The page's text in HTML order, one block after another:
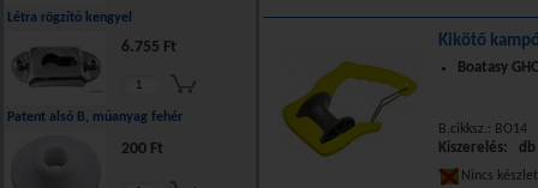
Létra rögzítő kengyel
6.755 Ft
Patent alsó B, műanyag fehér
200 Ft
Kikötő
Boatasy
B.cikksz.: BO14
Kiszerelés: db
Nincs